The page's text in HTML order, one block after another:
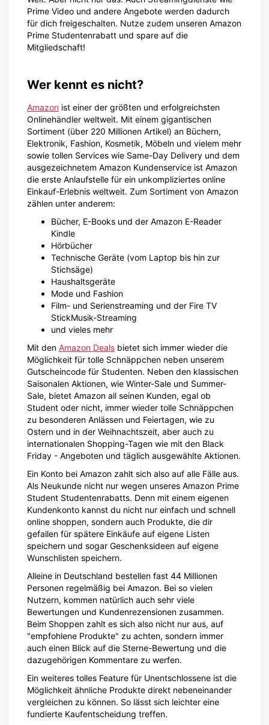
Prime Video und andere Angebote werden dadurch
für dich freigeschalten. Nutze zudem unseren Amazon
Prime Studentenrabatt und spare auf die
Mitgliedschaft!
Wer kennt es nicht?
Amazon ist einer der größten und erfolgreichsten
Onlinehändler weltweit. Mit einem gigantischen
Sortiment (über 220 Millionen Artikel) an Büchern,
Elektronik, Fashion, Kosmetik, Möbeln und vielem mehr
sowie tollen Services wie Same-Day Delivery und dem
ausgezeichnetem Amazon Kundenservice ist Amazon
die erste Anlaufstelle für ein unkompliziertes online
Einkauf-Erlebnis weltweit. Zum Sortiment von Amazon
zählen unter anderem:
Bücher, E-Books und der Amazon E-Reader
Kindle
Hörbücher
Technische Geräte (vom Laptop bis hin zur
Stichsäge)
Haushaltsgeräte
Mode und Fashion
Film- und Serienstreaming und der Fire TV
StickMusik-Streaming
und vieles mehr
Mit den Amazon Deals bietet sich immer wieder die
Möglichkeit für tolle Schnäppchen neben unserem
Gutscheincode für Studenten. Neben den klassischen
Saisonalen Aktionen, wie Winter-Sale und Summer-
Sale, bietet Amazon all seinen Kunden, egal ob
Student oder nicht, immer wieder tolle Schnäppchen
zu besonderen Anlässen und Feiertagen, wie zu
Ostern und in der Weihnachtszeit, aber auch zu
internationalen Shopping-Tagen wie mit den Black
Friday - Angeboten und täglich ausgewählte Aktionen.
Ein Konto bei Amazon zahlt sich also auf alle Fälle aus.
Als Neukunde nicht nur wegen unseres Amazon Prime
Student Studentenrabatts. Denn mit einem eigenen
Kundenkonto kannst du nicht nur einfach und schnell
online shoppen, sondern auch Produkte, die dir
gefallen für spätere Einkäufe auf eigene Listen
speichern und sogar Geschenksideen auf eigene
Wunschlisten speichern.
Alleine in Deutschland bestellen fast 44 Millionen
Personen regelmäßig bei Amazon. Bei so vielen
Nutzern, kommen natürlich auch sehr viele
Bewertungen und Kundenrezensionen zusammen.
Beim Shoppen zahlt es sich also nicht nur aus, auf
"empfohlene Produkte" zu achten, sondern immer
auch einen Blick auf die Sterne-Bewertung und die
dazugehörigen Kommentare zu werfen.
Ein weiteres tolles Feature für Unentschlossene ist die
Möglichkeit ähnliche Produkte direkt nebeneinander
vergleichen zu können. So lässt sich leichter eine
fundierte Kaufentscheidung treffen.